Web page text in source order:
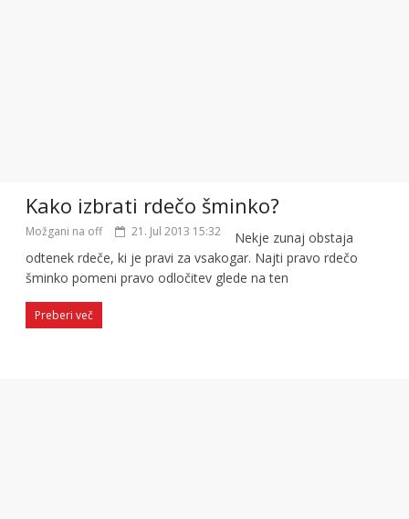
Kako izbrati rdečo šminko?
Možgani na off 21. Jul 2013 15:32
Nekje zunaj obstaja
odtenek rdeče, ki je pravi za vsakogar. Najti pravo rdečo
šminko pomeni pravo odločitev glede na ten
Preberi več